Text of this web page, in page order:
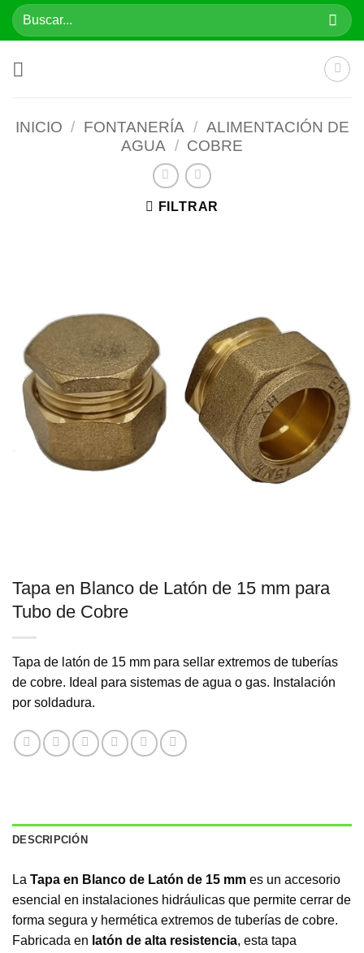
SaltarBuscar
por:
INICIO / FONTANERÍA / ALIMENTACIÓN DE
AGUA / COBRE
FILTRAR
Tapa en Blanco de Latón de 15 mm para
Tubo de Cobre
Tapa de latón de 15 mm para sellar extremos de tuberías
de cobre. Ideal para sistemas de agua o gas. Instalación
por soldadura.
DESCRIPCIÓN
La Tapa en Blanco de Latón de 15 mm es un accesorio
esencial en instalaciones hidráulicas que permite cerrar de
forma segura y hermética extremos de tuberías de cobre.
Fabricada en latón de alta resistencia, esta tapa